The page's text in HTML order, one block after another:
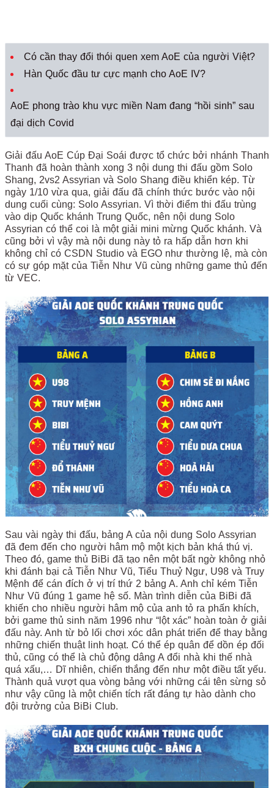
Có cần thay đổi thói quen xem AoE của người Việt?
Hàn Quốc đầu tư cực mạnh cho AoE IV?
AoE phong trào khu vực miền Nam đang “hồi sinh” sau
đại dịch Covid
Giải đấu AoE Cúp Đại Soái được tổ chức bởi nhánh Thanh
Thanh đã hoàn thành xong 3 nội dung thi đấu gồm Solo
Shang, 2vs2 Assyrian và Solo Shang điều khiển kép. Từ
ngày 1/10 vừa qua, giải đấu đã chính thức bước vào nội
dung cuối cùng: Solo Assyrian. Vì thời điểm thi đấu trùng
vào dịp Quốc khánh Trung Quốc, nên nội dung Solo
Assyrian có thể coi là một giải mini mừng Quốc khánh. Và
cũng bởi vì vậy mà nội dung này tỏ ra hấp dẫn hơn khi
không chỉ có CSDN Studio và EGO như thường lệ, mà còn
có sự góp mặt của Tiễn Như Vũ cùng những game thủ đến
từ VEC.
Sau vài ngày thi đấu, bảng A của nội dung Solo Assyrian
đã đem đến cho người hâm mộ một kịch bản khá thú vị.
Theo đó, game thủ BiBi đã tạo nên một bất ngờ không nhỏ
khi đánh bại cả Tiễn Như Vũ, Tiểu Thuỷ Ngư, U98 và Truy
Mệnh để cán đích ở vị trí thứ 2 bảng A. Anh chỉ kém Tiễn
Như Vũ đúng 1 game hệ số. Màn trình diễn của BiBi đã
khiến cho nhiều người hâm mộ của anh tỏ ra phấn khích,
bởi game thủ sinh năm 1996 như “lột xác” hoàn toàn ở giải
đấu này. Anh từ bỏ lối chơi xóc dân phát triển để thay bằng
những chiến thuật linh hoạt. Có thể ép quân để dồn ép đối
thủ, cũng có thể là chủ động dâng A đổi nhà khi thế nhà
quá xấu,… Dĩ nhiên, chiến thắng đến như một điều tất yếu.
Thành quả vượt qua vòng bảng với những cái tên sừng sỏ
như vậy cũng là một chiến tích rất đáng tự hào dành cho
đội trưởng của BiBi Club.